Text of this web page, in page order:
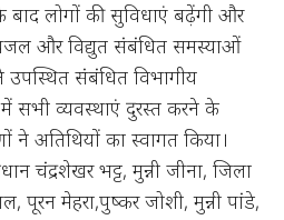
बाद लोगों की सुविधाएं बढ़ेंगी और
और विद्युत संबंधित समस्याओं
संबंधित विभागीय
सभी व्यवस्थाएं दुरस्त करने के
ने अतिथियों का स्वागत किया।
चंद्रशेखर भट्ट, मुन्नी जीना, जिला
पूरन मेहरा,पुष्कर जोशी, मुन्नी पांडे,